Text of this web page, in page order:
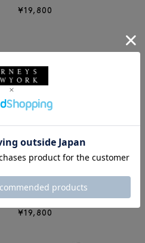
¥19,800
BARNEYS NEW YORK
エンボス ロゴ ショルダーバッグ
¥19,800